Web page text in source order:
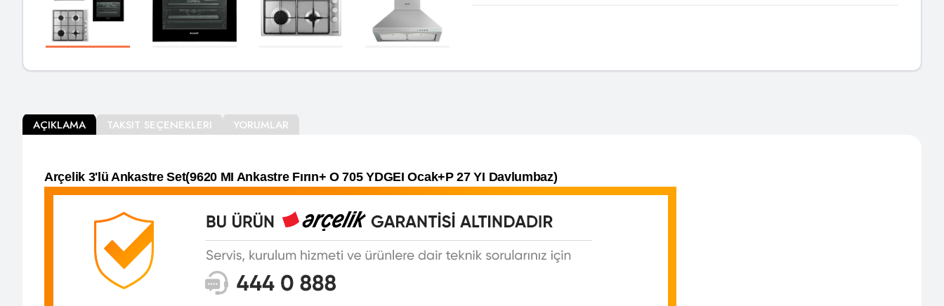
AÇIKLAMA TAKSIT SEÇENEKLERI YORUMLAR
Arçelik 3'lü Ankastre Set(9620 MI Ankastre Fırın+ O 705 YDGEI Ocak+P 27 YI Davlumbaz)